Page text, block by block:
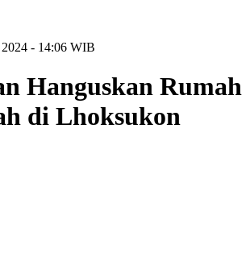
2024 - 14:06 WIB
Hanguskan Rumah
di Lhoksukon